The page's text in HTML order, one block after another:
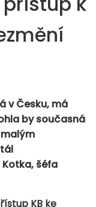
v Česku, má
by současná
Kotka, šéfa
KB ke